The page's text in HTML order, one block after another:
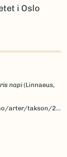
i Oslo
napi (Linnaeus,
29773/beskrivelse